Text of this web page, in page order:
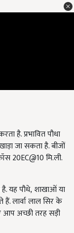
है. प्रभावित पौधा
जा सकता है. बीजों
20EC@10 मि.ली.
यह पौधे,शाखाओं या
लार्वा लाल सिर के
आप अच्छी तरह सड़ी